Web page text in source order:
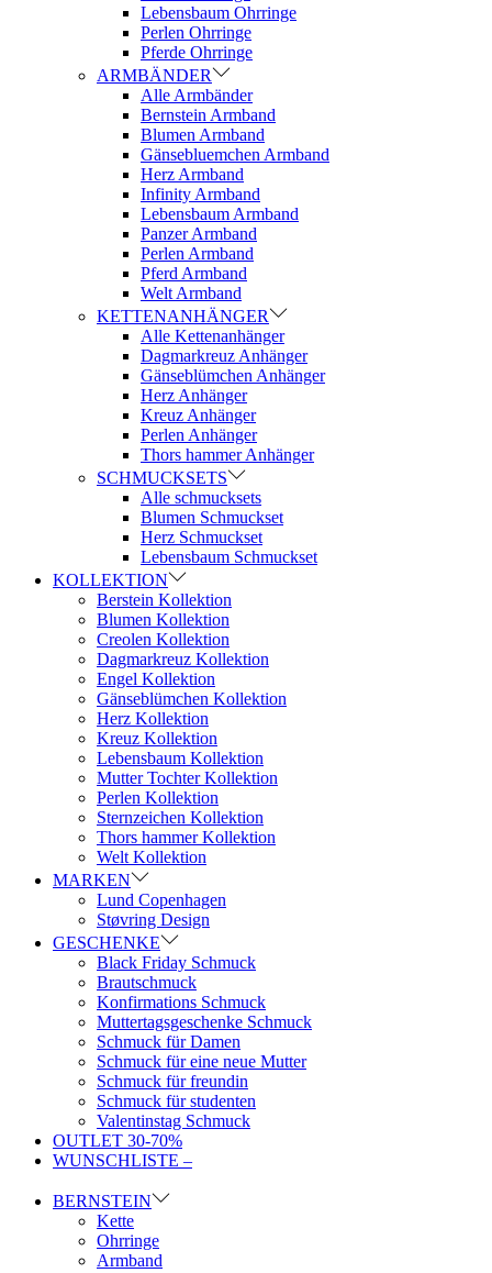
Lebensbaum Ohrringe
Perlen Ohrringe
Pferde Ohrringe
ARMBÄNDER
Alle Armbänder
Bernstein Armband
Blumen Armband
Gänsebluemchen Armband
Herz Armband
Infinity Armband
Lebensbaum Armband
Panzer Armband
Perlen Armband
Pferd Armband
Welt Armband
KETTENANHÄNGER
Alle Kettenanhänger
Dagmarkreuz Anhänger
Gänseblümchen Anhänger
Herz Anhänger
Kreuz Anhänger
Perlen Anhänger
Thors hammer Anhänger
SCHMUCKSETS
Alle schmucksets
Blumen Schmuckset
Herz Schmuckset
Lebensbaum Schmuckset
KOLLEKTION
Berstein Kollektion
Blumen Kollektion
Creolen Kollektion
Dagmarkreuz Kollektion
Engel Kollektion
Gänseblümchen Kollektion
Herz Kollektion
Kreuz Kollektion
Lebensbaum Kollektion
Mutter Tochter Kollektion
Perlen Kollektion
Sternzeichen Kollektion
Thors hammer Kollektion
Welt Kollektion
MARKEN
Lund Copenhagen
Støvring Design
GESCHENKE
Black Friday Schmuck
Brautschmuck
Konfirmations Schmuck
Muttertagsgeschenke Schmuck
Schmuck für Damen
Schmuck für eine neue Mutter
Schmuck für freundin
Schmuck für studenten
Valentinstag Schmuck
OUTLET 30-70%
WUNSCHLISTE –
BERNSTEIN
Kette
Ohrringe
Armband